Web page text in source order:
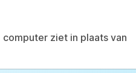
computer ziet in plaats van